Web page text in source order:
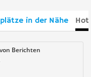
in der Nähe
Berichten